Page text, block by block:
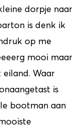
dorpje naar
is denk ik
op me
mooi maar
eiland. Waar
is
bootman aan